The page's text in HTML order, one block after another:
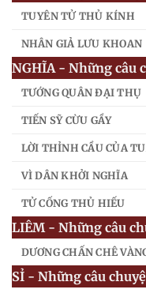
TUYÊN TỬ THỦ KÍNH
NHÂN GIẢ LƯU KHOAN
NGHĨA - Những câu
TƯỚNG QUÂN ĐẠI THỤ
TIẾN SỸ CỪU GẦY
LỜI THỈNH CẦU CỦA
VÌ DÂN KHỞI NGHĨA
TỬ CỐNG THỦ HIẾU
LIÊM - Những câu
DƯƠNG CHẤN CHÊ
SỈ - Những câu